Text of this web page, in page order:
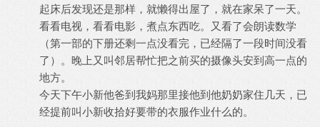
起床后发现还是那样，就懒得出屋了，就在家呆了一天。
看看电视，看看电影，煮点东西吃。又看了会朗读数学
（第一部的下册还剩一点没看完，已经隔了一段时间没看
了）。晚上又叫邻居帮忙把之前买的摄像头安到高一点的
地方。
今天下午小新他爸到我妈那里接他到他奶奶家住几天，已
经提前叫小新收拾好要带的衣服作业什么的。